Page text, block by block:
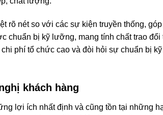
rõ nét so với các sự kiện truyền thống,
chuẩn bị kỹ lưỡng, mang tính chất trao
phí tổ chức cao và đòi hỏi sự chuẩn bị
khách hàng
lợi ích nhất định và cũng tồn tại những